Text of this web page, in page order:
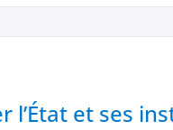
l’État et ses